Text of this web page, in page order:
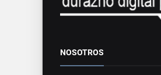
NOSOTROS